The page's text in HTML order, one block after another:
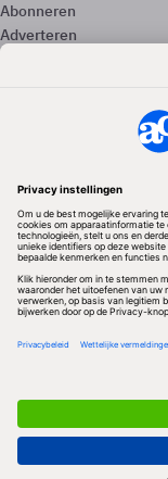
Abonneren
Adverteren
Redactionele partner
Privacy & Cookies